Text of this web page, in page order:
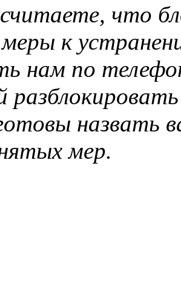
что
меры к
нам по
назвать
мер.